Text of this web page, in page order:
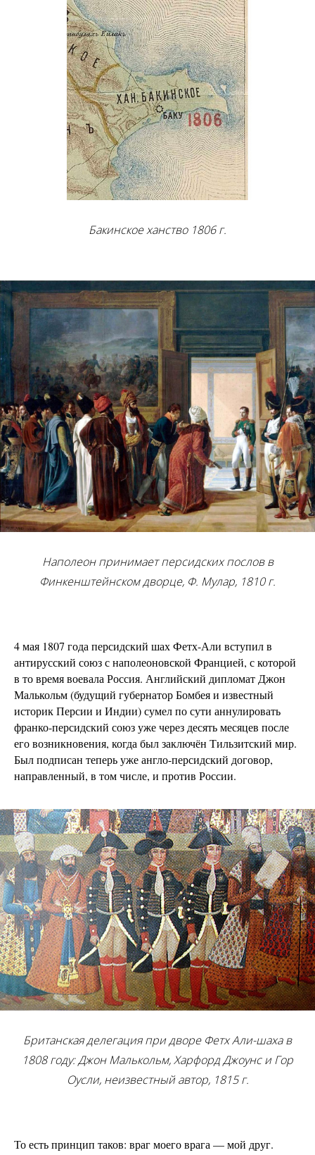
Бакинское ханство 1806 г.
Наполеон принимает персидских послов в
Финкенштейнском дворце, Ф. Мулар, 1810 г.
4 мая 1807 года персидский шах Фетх-Али вступил в
антирусский союз с наполеоновской Францией, с которой
в то время воевала Россия. Английский дипломат Джон
Малькольм (будущий губернатор Бомбея и известный
историк Персии и Индии) сумел по сути аннулировать
франко-персидский союз уже через десять месяцев после
его возникновения, когда был заключён Тильзитский мир.
Был подписан теперь уже англо-персидский договор,
направленный, в том числе, и против России.
Британская делегация при дворе Фетх Али-шаха в
1808 году: Джон Малькольм, Харфорд Джоунс и Гор
Оусли, неизвестный автор, 1815 г.
То есть принцип таков: враг моего врага — мой друг.